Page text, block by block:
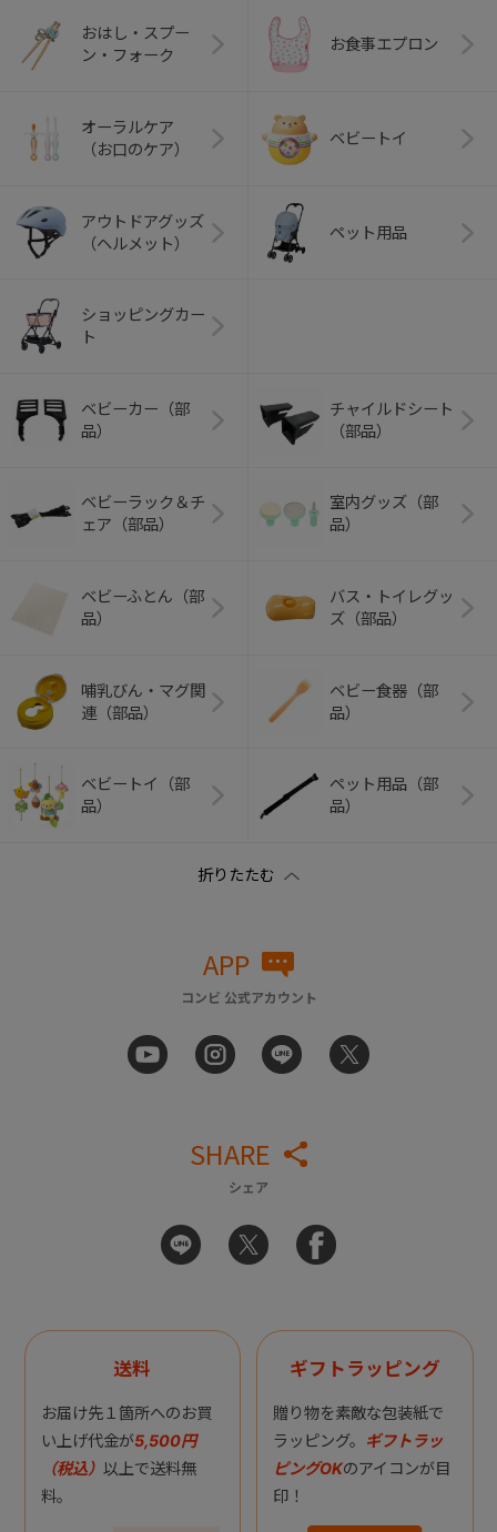
おはし・スプー
ン・フォーク
お食事エプロン
オーラルケア
（お口のケア）
ベビートイ
アウトドアグッズ
（ヘルメット）
ペット用品
ショッピングカー
ト
ベビーカー（部
品）
チャイルドシート
（部品）
ベビーラック＆チ
ェア（部品）
室内グッズ（部
品）
ベビーふとん（部
品）
バス・トイレグッ
ズ（部品）
哺乳びん・マグ関
連（部品）
ベビー食器（部
品）
ベビートイ（部
品）
ペット用品（部
品）
APP
コンビ 公式アカウント
SHARE
シェア
送料
お届け先１箇所へのお買
い上げ代金が5,500円
（税込） 以上で送料無
料。
ギフトラッピング
贈り物を素敵な包装紙で
ラッピング。 ギフトラッ
ピングOKのアイコンが目
印！